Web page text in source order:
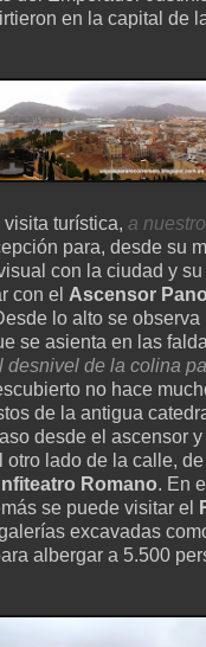
en la capital de
turística, a
para, desde su
con la ciudad y
con el Ascensor
lo alto se observa
se asienta en las
desnivel de la colina
no hace
de la antigua
desde el ascensor
otro lado de la calle,
Romano. En
se puede visitar el
excavadas
albergar a 5.500